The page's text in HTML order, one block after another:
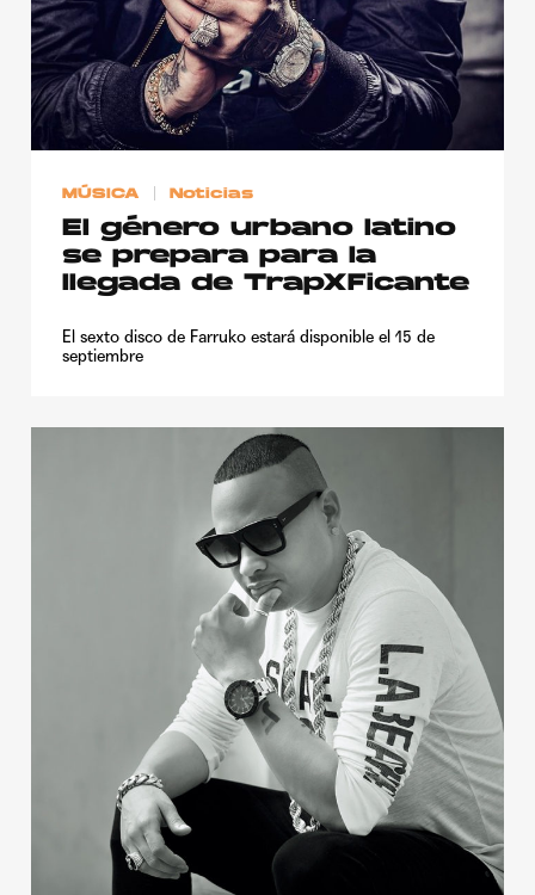
MÚSICA Noticias
El género urbano latino
se prepara para la
llegada de TrapXFicante
El sexto disco de Farruko estará disponible el 15 de
septiembre